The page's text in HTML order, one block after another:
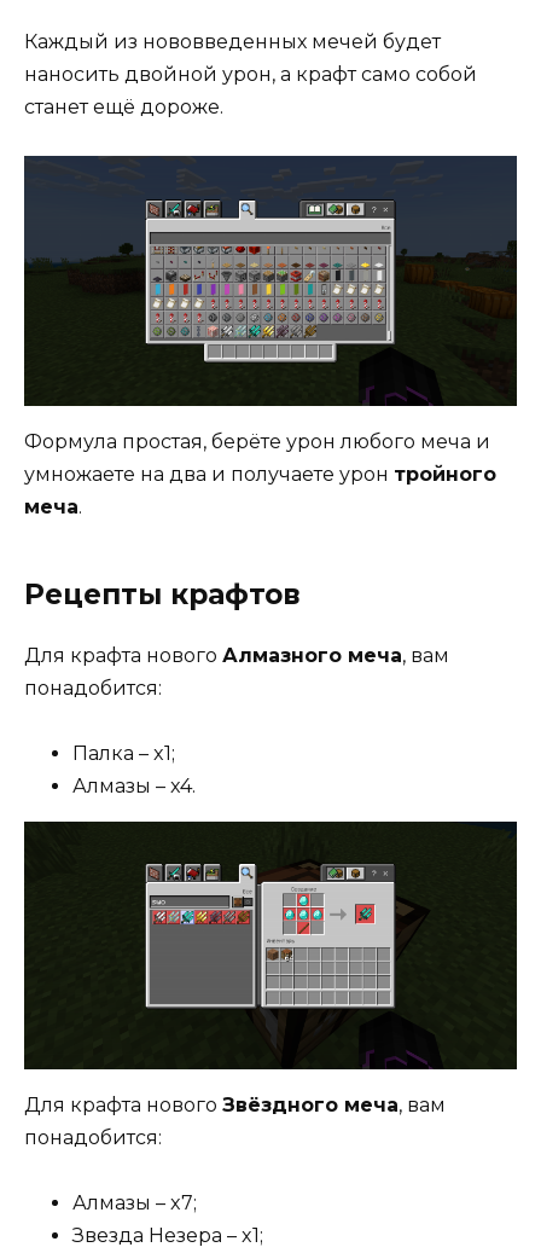
Каждый из нововведенных мечей будет
наносить двойной урон, а крафт само собой
станет ещё дороже.
Формула простая, берёте урон любого меча и
умножаете на два и получаете урон тройного
меча.
Рецепты крафтов
Для крафта нового Алмазного меча, вам
понадобится:
Палка – x1;
Алмазы – x4.
Для крафта нового Звёздного меча, вам
понадобится:
Алмазы – x7;
Звезда Незера – x1;